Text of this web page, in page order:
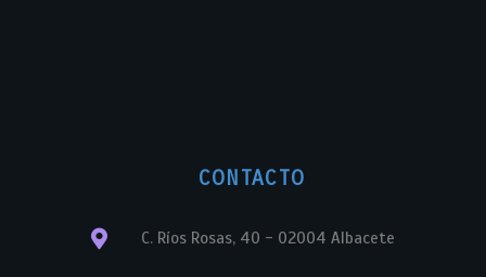
CONTACTO
C. Ríos Rosas, 40 - 02004 Albacete